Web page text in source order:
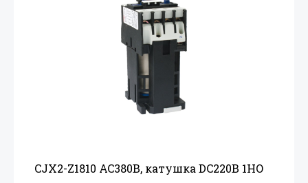
CJX2-Z1810 AC380В, катушка DC220В 1НО